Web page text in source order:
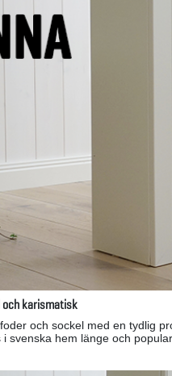
och karismatisk
och sockel med en tydlig
i svenska hem länge och